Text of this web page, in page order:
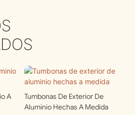
A
Tumbonas De Exterior De
Aluminio Hechas A Medida